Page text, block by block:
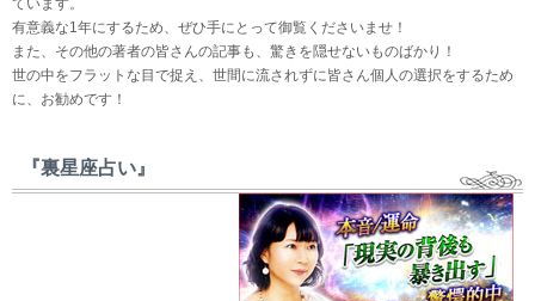
ています。
有意義な1年にするため、ぜひ手にとって御覧くださいませ！
また、その他の著者の皆さんの記事も、驚きを隠せないものばかり！
世の中をフラットな目で捉え、世間に流されずに皆さん個人の選択をするため
に、お勧めです！
『裏星座占い』